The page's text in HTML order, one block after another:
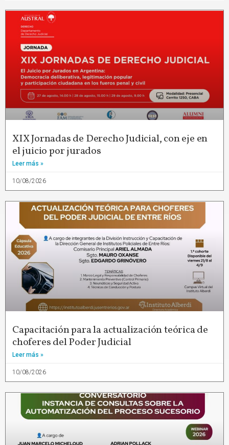
XIX Jornadas de Derecho Judicial, con eje en
el juicio por jurados
Leer más »
10/08/2026
Capacitación para la actualización teórica de
choferes del Poder Judicial
Leer más »
10/08/2026